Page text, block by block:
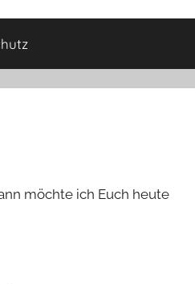
möchte ich Euch heute